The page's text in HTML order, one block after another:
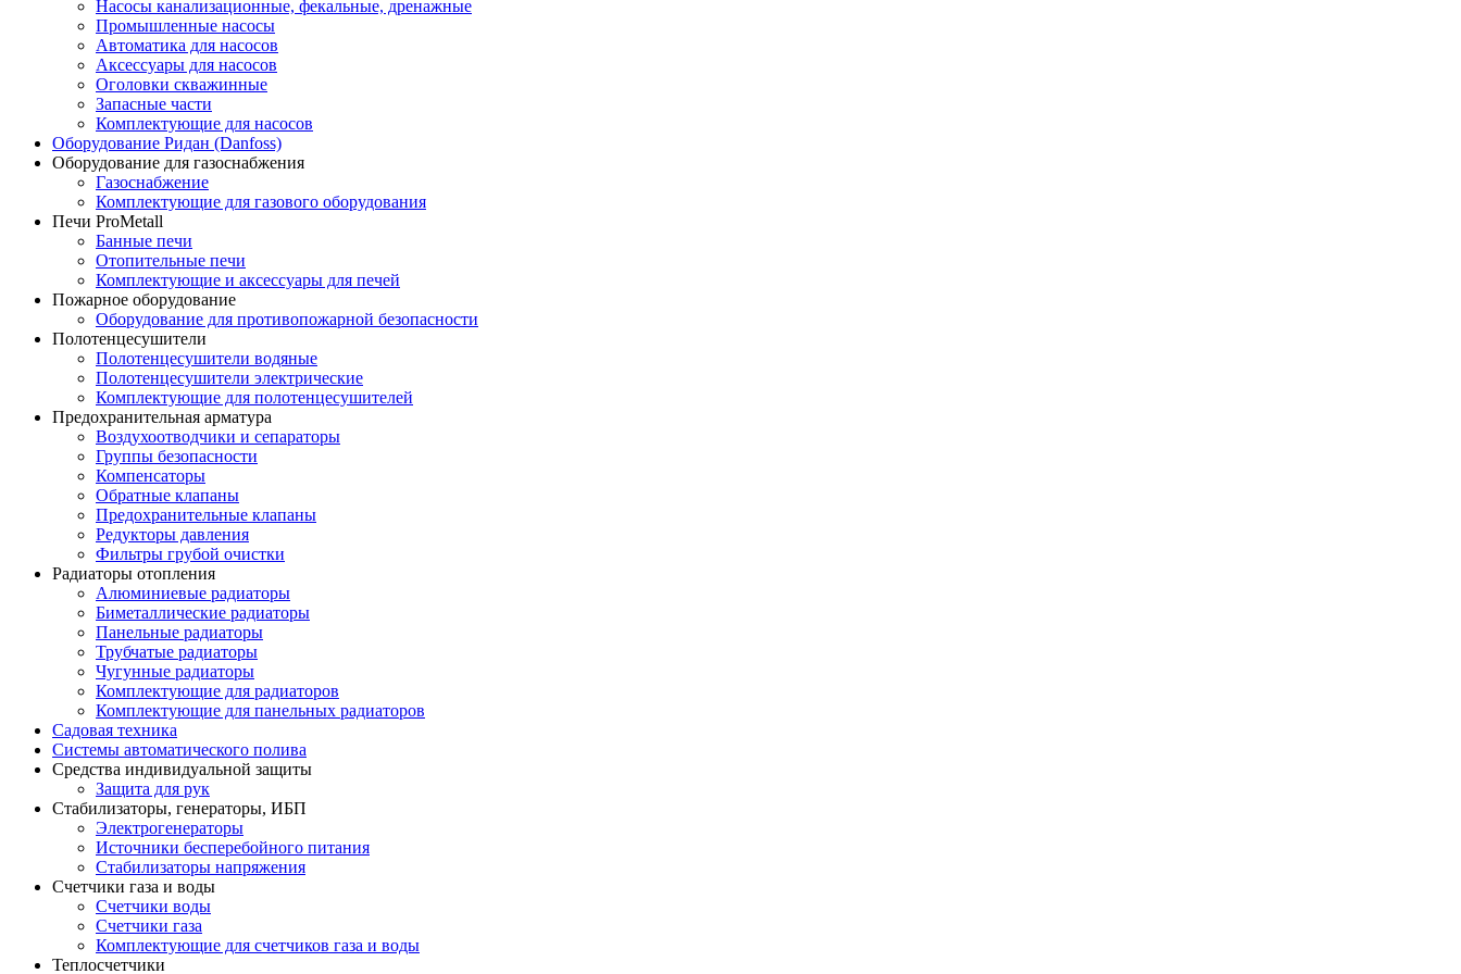
Насосы канализационные, фекальные, дренажные
Промышленные насосы
Автоматика для насосов
Аксессуары для насосов
Оголовки скважинные
Запасные части
Комплектующие для насосов
Оборудование Ридан (Danfoss)
Оборудование для газоснабжения
Газоснабжение
Комплектующие для газового оборудования
Печи ProMetall
Банные печи
Отопительные печи
Комплектующие и аксессуары для печей
Пожарное оборудование
Оборудование для противопожарной безопасности
Полотенцесушители
Полотенцесушители водяные
Полотенцесушители электрические
Комплектующие для полотенцесушителей
Предохранительная арматура
Воздухоотводчики и сепараторы
Группы безопасности
Компенсаторы
Обратные клапаны
Предохранительные клапаны
Редукторы давления
Фильтры грубой очистки
Радиаторы отопления
Алюминиевые радиаторы
Биметаллические радиаторы
Панельные радиаторы
Трубчатые радиаторы
Чугунные радиаторы
Комплектующие для радиаторов
Комплектующие для панельных радиаторов
Садовая техника
Системы автоматического полива
Средства индивидуальной защиты
Защита для рук
Стабилизаторы, генераторы, ИБП
Электрогенераторы
Источники бесперебойного питания
Стабилизаторы напряжения
Счетчики газа и воды
Счетчики воды
Счетчики газа
Комплектующие для счетчиков газа и воды
Теплосчетчики